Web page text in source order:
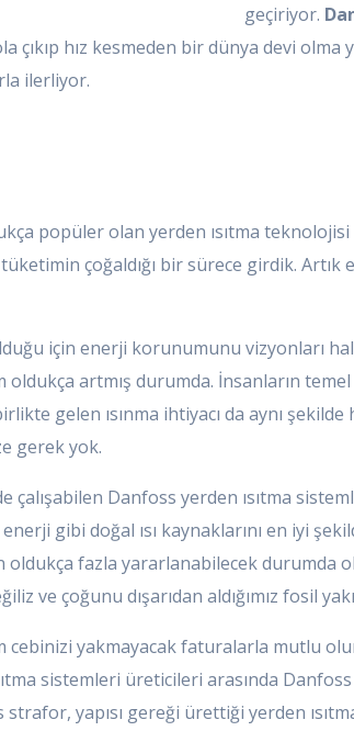
geçiriyor.
çıkıp hız kesmeden bir dünya devi
ilerliyor.
popüler olan yerden ısıtma
çoğaldığı bir sürece girdik.
için enerji korunumunu vizyonları
artmış durumda. İnsanların
gelen ısınma ihtiyacı da aynı
gerek yok.
çalışabilen Danfoss yerden ısıtma
gibi doğal ısı kaynaklarını en iyi
fazla yararlanabilecek
ve çoğunu dışarıdan aldığımız fosil
yakmayacak faturalarla mutlu
sistemleri üreticileri arasında
yapısı gereği ürettiği yerden